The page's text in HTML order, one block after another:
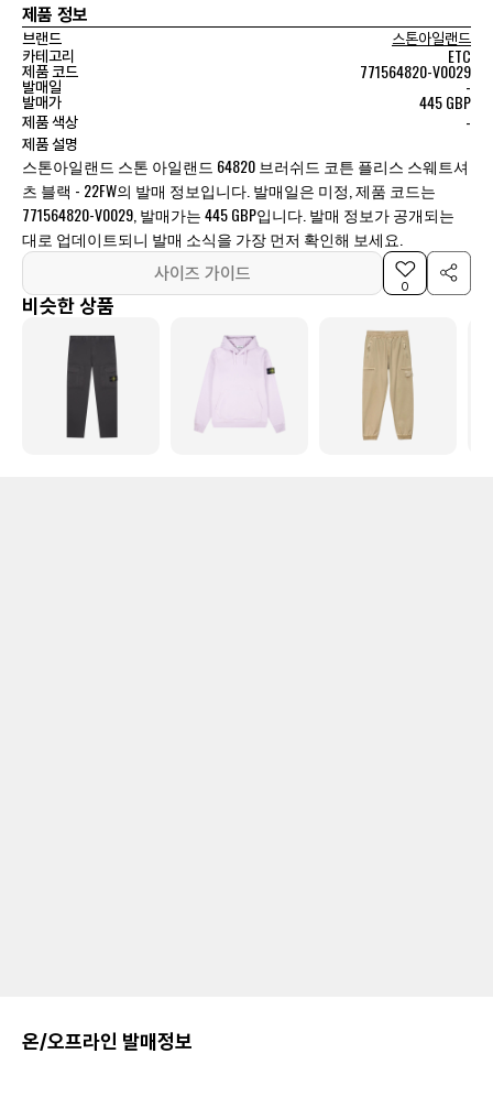
제품 정보
브랜드
스톤아일랜드
카테고리
ETC
제품 코드 771564820-V0029
발매일 -
발매가 445 GBP
제품 색상 -
제품 설명
스톤아일랜드 스톤 아일랜드 64820 브러쉬드 코튼 플리스 스웨트셔
츠 블랙 - 22FW의 발매 정보입니다. 발매일은 미정, 제품 코드는
771564820-V0029, 발매가는 445 GBP입니다. 발매 정보가 공개되는
대로 업데이트되니 발매 소식을 가장 먼저 확인해 보세요.
사이즈 가이드
0
비슷한 상품
온/오프라인 발매정보